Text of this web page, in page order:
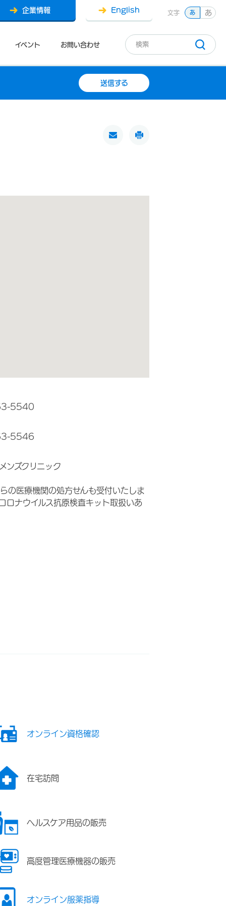
イベント お問い合わせ
企業情報 English 文字 あ あ
送信する
5540
5546
ンズクリニック
の医療機関の処方せんも受付いたしま
ロナウイルス抗原検査キット取扱いあ
オンライン資格確認
在宅訪問
ヘルスケア用品の販売
高度管理医療機器の販売
オンライン服薬指導